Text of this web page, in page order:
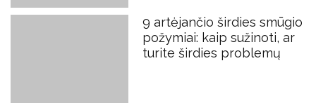
9 artėjančio širdies smūgio
požymiai: kaip sužinoti, ar
turite širdies problemų